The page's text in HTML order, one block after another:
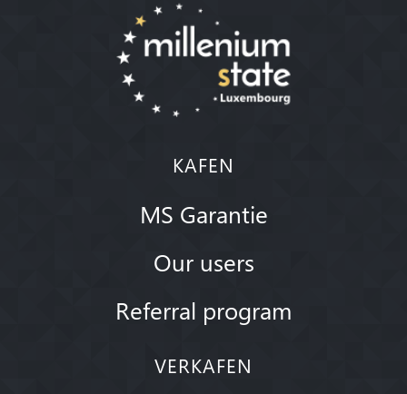
KAFEN
MS Garantie
Our users
Referral program
VERKAFEN